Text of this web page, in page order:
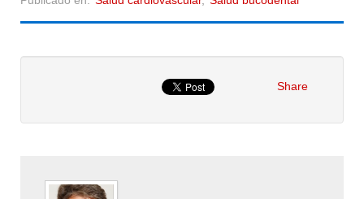
Share